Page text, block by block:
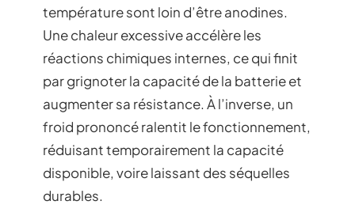
température sont loin d’être anodines.
Une chaleur excessive accélère les
réactions chimiques internes, ce qui finit
par grignoter la capacité de la batterie et
augmenter sa résistance. À l’inverse, un
froid prononcé ralentit le fonctionnement,
réduisant temporairement la capacité
disponible, voire laissant des séquelles
durables.